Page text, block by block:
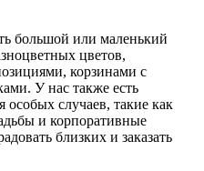
большой или маленький
цветов,
корзинами с
У нас также есть
случаев, такие как
и корпоративные
близких и заказать